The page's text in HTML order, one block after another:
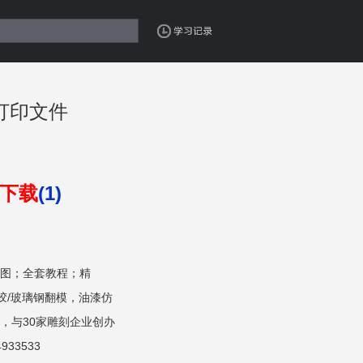
印文件
载(1)
；全套教程；精
/玻璃钢翻模，油漆仿
与30家雕刻企业创办